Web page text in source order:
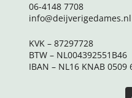
06-4148 7708
info@deijverigedames.nl
KVK – 87297728
BTW – NL004392551B46
IBAN – NL16 KNAB 0509